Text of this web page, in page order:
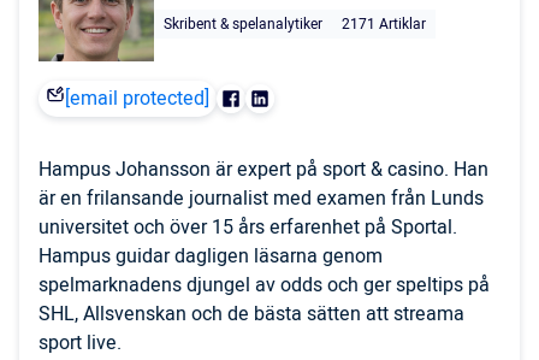
Skribent & spelanalytiker
2171 Artiklar
[email protected]
Hampus Johansson är expert på sport & casino. Han
är en frilansande journalist med examen från Lunds
universitet och över 15 års erfarenhet på Sportal.
Hampus guidar dagligen läsarna genom
spelmarknadens djungel av odds och ger speltips på
SHL, Allsvenskan och de bästa sätten att streama
sport live.